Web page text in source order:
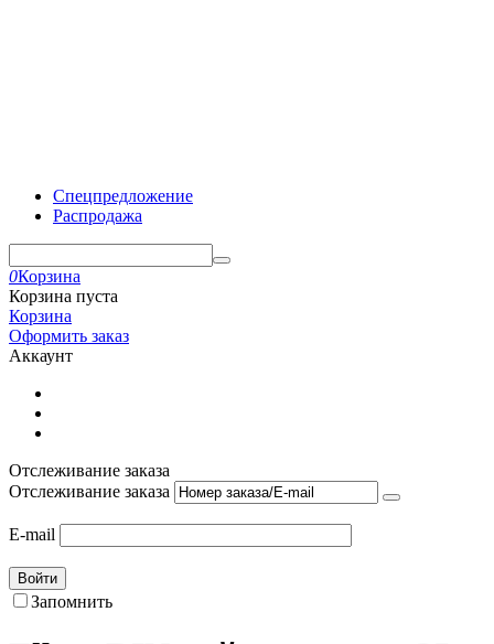
Спецпредложение
Распродажа
0Корзина
Корзина пуста
Корзина
Оформить заказ
Аккаунт
Отслеживание заказа
Отслеживание заказа
E-mail
Войти
Запомнить